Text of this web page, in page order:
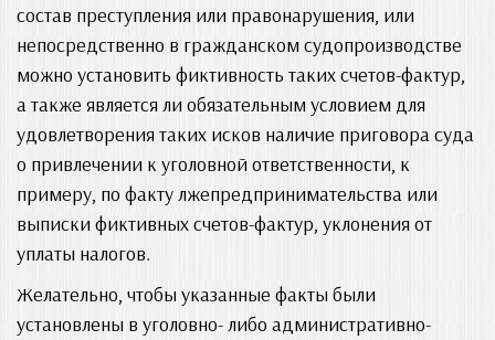
состав преступления или правонарушения, или
непосредственно в гражданском судопроизводстве
можно установить фиктивность таких счетов-фактур,
а также является ли обязательным условием для
удовлетворения таких исков наличие приговора суда
о привлечении к уголовной ответственности, к
примеру, по факту лжепредпринимательства или
выписки фиктивных счетов-фактур, уклонения от
уплаты налогов.
Желательно, чтобы указанные факты были
установлены в уголовно- либо административно-